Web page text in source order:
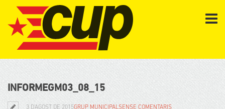
INFORMEGM03_08_15
3 D'AGOST DE 2015GRUP MUNICIPALSENSE COMENTARIS